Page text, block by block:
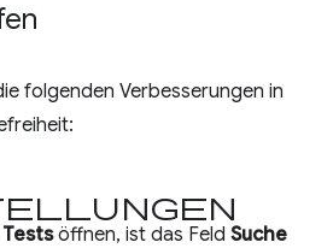
folgenden Verbesserungen in
Testsöffnen, ist das Feld Suche